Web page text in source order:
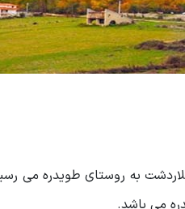
از کلاردشت به روستای طویدره
می باشد.